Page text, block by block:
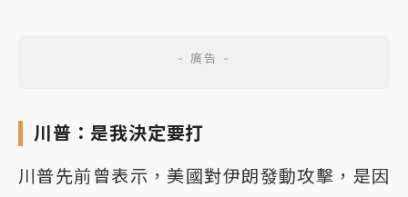
川普：是我決定要打
川普先前曾表示，美國對伊朗發動攻擊，是因